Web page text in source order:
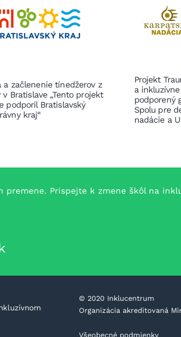
a začlenenie tínedžerov z
v Bratislave „Tento projekt
podporil Bratislavský
kraj“
Projekt
a
podporený
Spolu pre
nadácie a
Prispejte k zmene škôl na
©️ 2020 Inklucentrum
Organizácia akreditovaná